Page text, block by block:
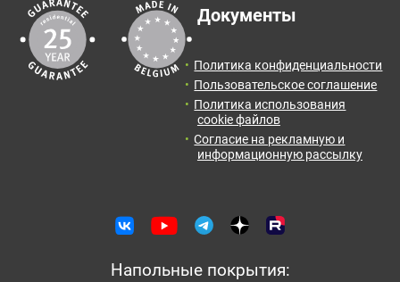
Количество:
упак.
Итоговая
площадь:
0м2
Цена от:
Отправить заявку с расчетом менеджеру для
получения информации и оформления заказа.
Сообщение Документы
Политика конфиденциальности
Пользовательское соглашение
Политика использования
cookie файлов
Согласие на рекламную и
информационную рассылку
Напольные покрытия: